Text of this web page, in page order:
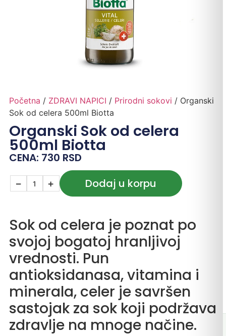
Početna / ZDRAVI NAPICI / Prirodni sokovi / Organski
Sok od celera 500ml Biotta
Organski Sok od celera
500ml Biotta
CENA: 730 RSD
− + Dodaj u korpu
Sok od celera je poznat po
svojoj bogatoj hranljivoj
vrednosti. Pun
antioksidanasa, vitamina i
minerala, celer je savršen
sastojak za sok koji podržava
zdravlje na mnoge načine.